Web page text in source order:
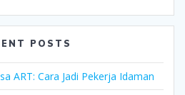
POSTS
ART: Cara Jadi Pekerja Idaman